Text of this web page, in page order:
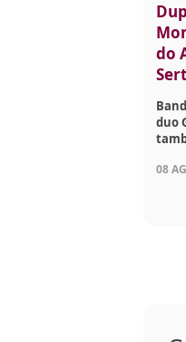
do
duo
08